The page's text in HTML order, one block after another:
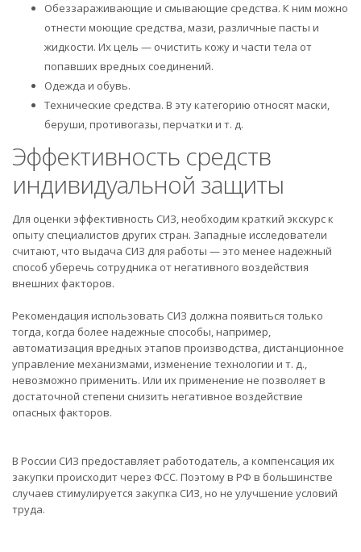
Обеззараживающие и смывающие средства. К ним можно
отнести моющие средства, мази, различные пасты и
жидкости. Их цель — очистить кожу и части тела от
попавших вредных соединений.
Одежда и обувь.
Технические средства. В эту категорию относят маски,
беруши, противогазы, перчатки и т. д.
Эффективность средств
индивидуальной защиты
Для оценки эффективность СИЗ, необходим краткий экскурс к
опыту специалистов других стран. Западные исследователи
считают, что выдача СИЗ для работы — это менее надежный
способ уберечь сотрудника от негативного воздействия
внешних факторов.
Рекомендация использовать СИЗ должна появиться только
тогда, когда более надежные способы, например,
автоматизация вредных этапов производства, дистанционное
управление механизмами, изменение технологии и т. д.,
невозможно применить. Или их применение не позволяет в
достаточной степени снизить негативное воздействие
опасных факторов.
В России СИЗ предоставляет работодатель, а компенсация их
закупки происходит через ФСС. Поэтому в РФ в большинстве
случаев стимулируется закупка СИЗ, но не улучшение условий
труда.